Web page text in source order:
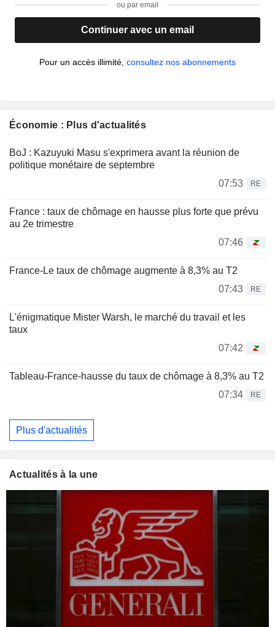
ou par email
Continuer avec un email
Pour un accès illimité, consultez nos abonnements
Économie : Plus d'actualités
BoJ : Kazuyuki Masu s'exprimera avant la réunion de
politique monétaire de septembre
07:53
RE
France : taux de chômage en hausse plus forte que prévu
au 2e trimestre
07:46
France-Le taux de chômage augmente à 8,3% au T2
07:43
RE
L'énigmatique Mister Warsh, le marché du travail et les
taux
07:42
Tableau-France-hausse du taux de chômage à 8,3% au T2
07:34
RE
Plus d'actualités
Actualités à la une